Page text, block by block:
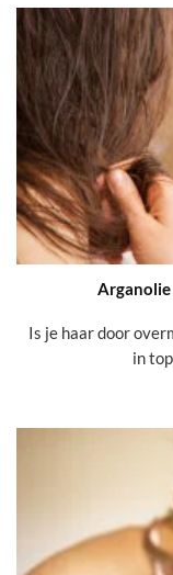
Is je haar door
in